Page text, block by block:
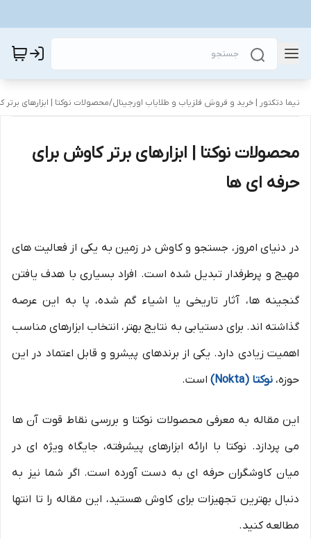
نیما دتکتور | خرید و فروش فلزیاب و طلایاب اورجینال/محصولات نوکتا | ابزارهای
محصولات نوکتا | ابزارهای برتر کاوش برای
حرفه‌ ای‌ ها
در دنیای امروز، جستجو و کاوش در زمین به یکی از فعالیت های
مهیج و پرطرفدار تبدیل شده است. افراد بسیاری با هدف یافتن
گنجینه ها، آثار تاریخی یا اشیاء گم شده، پا به این عرصه
گذاشته اند. برای دستیابی به نتایج بهتر، انتخاب ابزارهای مناسب
اهمیت زیادی دارد. یکی از برندهای پیشرو و قابل اعتماد در این
حوزه، نوکتا (Nokta) است.
این مقاله به معرفی محصولات نوکتا و بررسی نقاط قوت آن ها
می پردازد. نوکتا با ارائه ابزارهای پیشرفته، جایگاه ویژه ای در
میان کاوشگران حرفه ای به دست آورده است. اگر شما نیز به
دنبال بهترین تجهیزات برای کاوش هستید، این مقاله را تا انتها
مطالعه کنید.